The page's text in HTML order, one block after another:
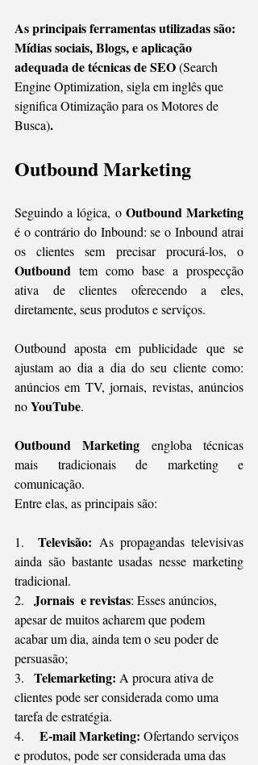
As principais ferramentas utilizadas são:
Mídias sociais, Blogs, e aplicação
adequada de técnicas de SEO (Search
Engine Optimization, sigla em inglês que
significa Otimização para os Motores de
Busca).
Outbound Marketing
Seguindo a lógica, o Outbound Marketing
é o contrário do Inbound: se o Inbound atrai
Outbound tem como base a prospecção
ativa de clientes oferecendo a eles,
diretamente, seus produtos e serviços.
Outbound aposta em publicidade que se
ajustam ao dia a dia do seu cliente como:
anúncios em TV, jornais, revistas, anúncios
no YouTube.
Outbound Marketing engloba técnicas
mais tradicionais de marketing e
comunicação.
Entre elas, as principais são:
1. Televisão: As propagandas televisivas
ainda são bastante usadas nesse marketing
tradicional.
2. Jornais  e revistas: Esses anúncios,
apesar de muitos acharem que podem
acabar um dia, ainda tem o seu poder de
persuasão;
3.
   Telemarketing:
A procura ativa de
clientes pode ser considerada como uma
tarefa de estratégia.
4. E-mail Marketing: Ofertando serviços
e produtos, pode ser considerada uma das